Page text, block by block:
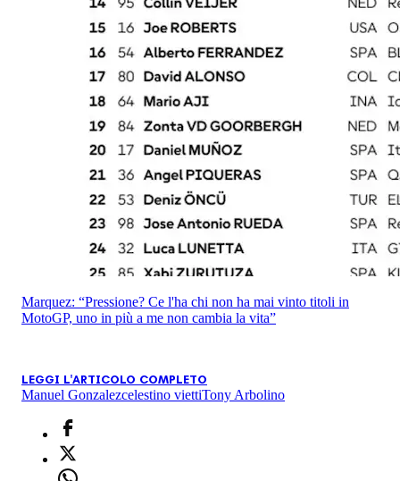
Marquez: “Pressione? Ce l'ha chi non ha mai vinto titoli in
MotoGP, uno in più a me non cambia la vita”
LEGGI L'ARTICOLO COMPLETO
Manuel Gonzalezcelestino viettiTony Arbolino